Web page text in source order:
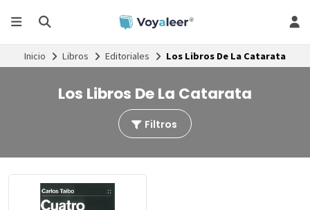
Inicio Libros Editoriales Los Libros De La Catarata
Los Libros De La Catarata
Filtros